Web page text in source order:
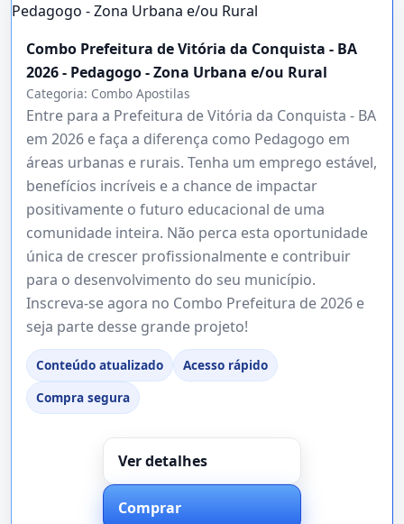
Combo Prefeitura de Vitória da Conquista - BA
2026 - Pedagogo - Zona Urbana e/ou Rural
Categoria: Combo Apostilas
Entre para a Prefeitura de Vitória da Conquista - BA
em 2026 e faça a diferença como Pedagogo em
áreas urbanas e rurais. Tenha um emprego estável,
benefícios incríveis e a chance de impactar
positivamente o futuro educacional de uma
comunidade inteira. Não perca esta oportunidade
única de crescer profissionalmente e contribuir
para o desenvolvimento do seu município.
Inscreva-se agora no Combo Prefeitura de 2026 e
seja parte desse grande projeto!
Conteúdo atualizado
Acesso rápido
Compra segura
Ver detalhes
Comprar